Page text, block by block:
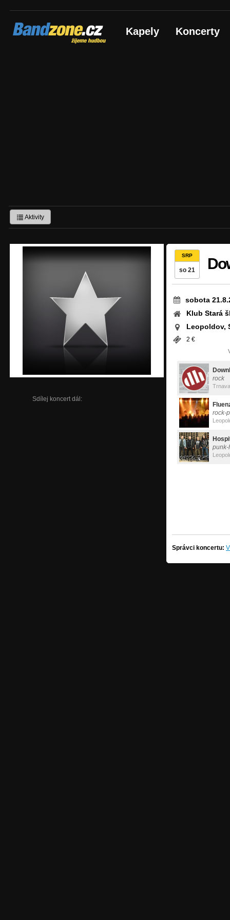
Bandzone.cz
žijeme hudbou Kapely Koncerty
Aktivity
Sdílej koncert dál:
SRP
so 21
sobota
Klub Stará
Leopoldov,
2 €
rock
Trnava
rock-
punk-
Správci koncertu: